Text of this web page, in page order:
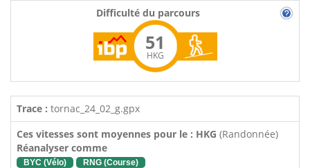
Difficulté du parcours
51
HKG
Trace : tornac_24_02_g.gpx
Ces vitesses sont moyennes pour le : HKG (Randonnée)
Réanalyser comme
BYC (Vélo) RNG (Course)